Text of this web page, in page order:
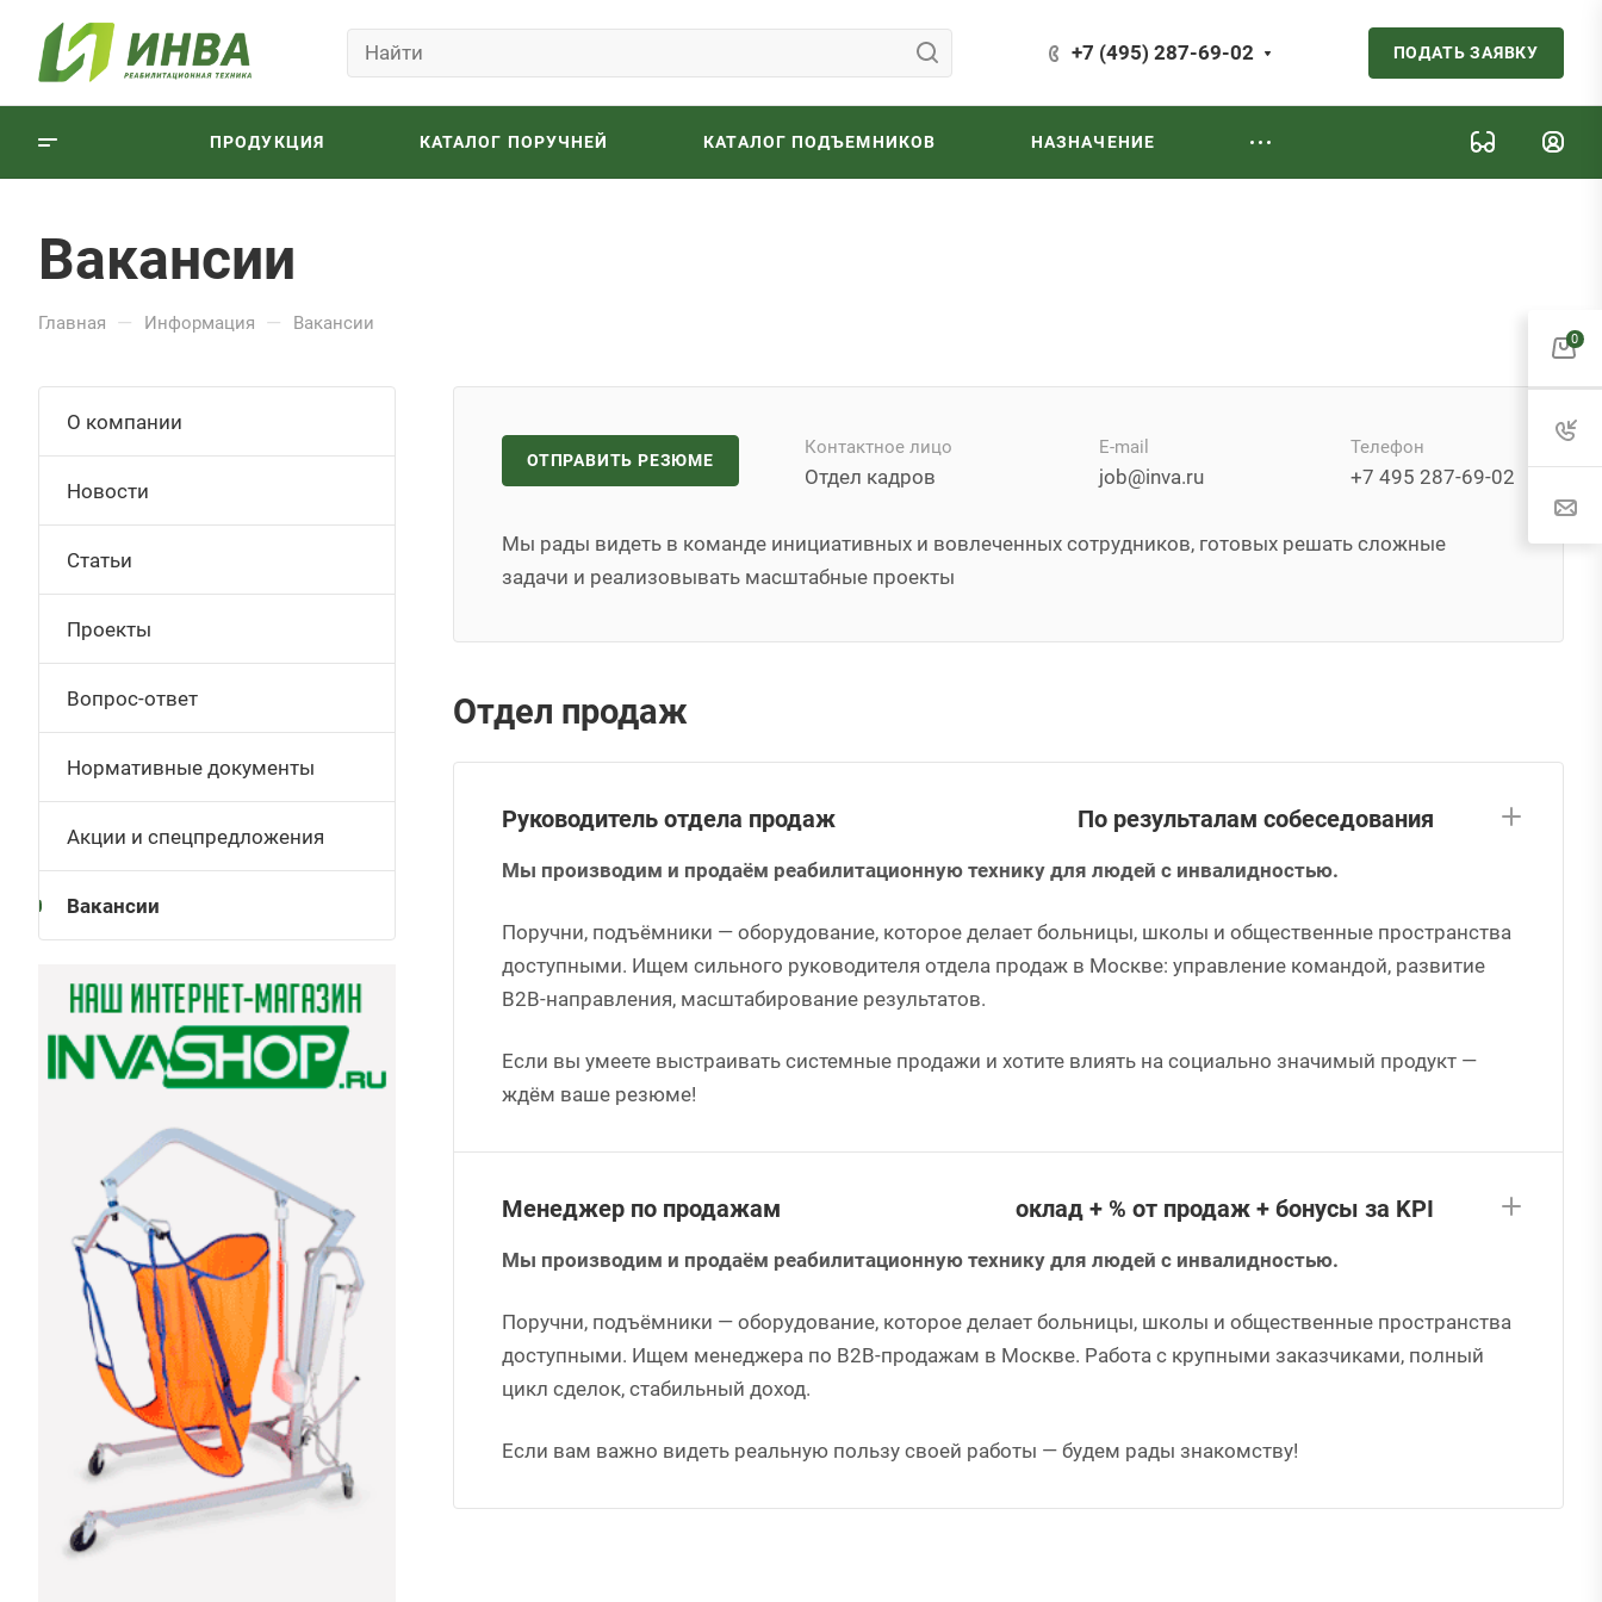
+7 (495) 287-69-02 ПОДАТЬ ЗАЯВКУ
ПРОДУКЦИЯ КАТАЛОГ ПОРУЧНЕЙ КАТАЛОГ ПОДЪЕМНИКОВ НАЗНАЧЕНИЕ
Вакансии
Главная — Информация — Вакансии
ОТПРАВИТЬ РЕЗЮМЕ
Контактное лицо
Отдел кадров
E-mail
job@inva.ru
Телефон
+7 495 287-69-02
Мы рады видеть в команде инициативных и вовлеченных сотрудников, готовых решать сложные
задачи и реализовывать масштабные проекты
Отдел продаж
Руководитель отдела продаж По результалам собеседования
Мы производим и продаём реабилитационную технику для людей с инвалидностью.
Поручни, подъёмники — оборудование, которое делает больницы, школы и общественные пространства
доступными. Ищем сильного руководителя отдела продаж в Москве: управление командой, развитие
B2B-направления, масштабирование результатов.
Если вы умеете выстраивать системные продажи и хотите влиять на социально значимый продукт —
ждём ваше резюме!
Менеджер по продажам оклад + % от продаж + бонусы за KPI
Мы производим и продаём реабилитационную технику для людей с инвалидностью.
Поручни, подъёмники — оборудование, которое делает больницы, школы и общественные пространства
доступными. Ищем менеджера по B2B-продажам в Москве. Работа с крупными заказчиками, полный
цикл сделок, стабильный доход.
Если вам важно видеть реальную пользу своей работы — будем рады знакомству!
О компании
Новости
Статьи
Проекты
Вопрос-ответ
Нормативные документы
Акции и спецпредложения
Вакансии
0